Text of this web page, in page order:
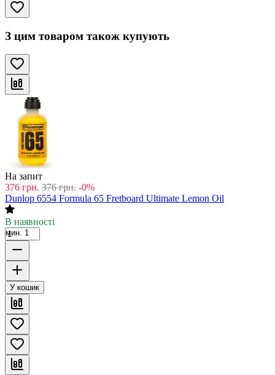
З цим товаром також купують
На запит
376 грн. 376 грн. -0%
Dunlop 6554 Formula 65 Fretboard Ultimate Lemon Oil
В наявності
мин. 1
У кошик